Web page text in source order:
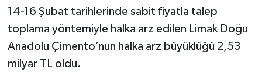
14-16 Şubat tarihlerinde sabit fiyatla talep
toplama yöntemiyle halka arz edilen Limak Doğu
Anadolu Çimento’nun halka arz büyüklüğü 2,53
milyar TL oldu.